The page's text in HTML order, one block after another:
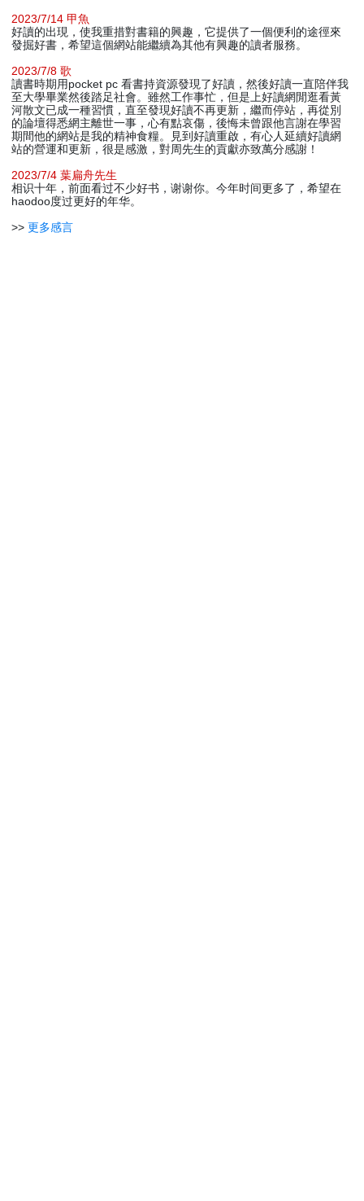
2023/7/14 甲魚
好讀的出現，使我重措對書籍的興趣，它提供了一個便利的途徑來
發掘好書，希望這個網站能繼續為其他有興趣的讀者服務。
2023/7/8 歌
讀書時期用pocket pc 看書持資源發現了好讀，然後好讀一直陪伴我
至大學畢業然後踏足社會。雖然工作事忙，但是上好讀網閒逛看黃
河散文已成一種習慣，直至發現好讀不再更新，繼而停站，再從別
的論壇得悉網主離世一事，心有點哀傷，後悔未曾跟他言謝在學習
期間他的網站是我的精神食糧。見到好讀重啟，有心人延續好讀網
站的營運和更新，很是感激，對周先生的貢獻亦致萬分感謝！
2023/7/4 葉扁舟先生
相识十年，前面看过不少好书，谢谢你。今年时间更多了，希望在
haodoo度过更好的年华。
>>更多感言